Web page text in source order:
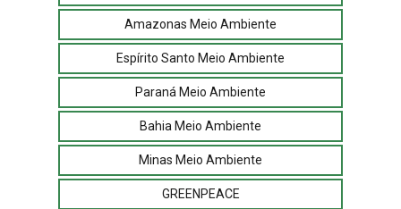
Amazonas Meio Ambiente
Espírito Santo Meio Ambiente
Paraná Meio Ambiente
Bahia Meio Ambiente
Minas Meio Ambiente
GREENPEACE